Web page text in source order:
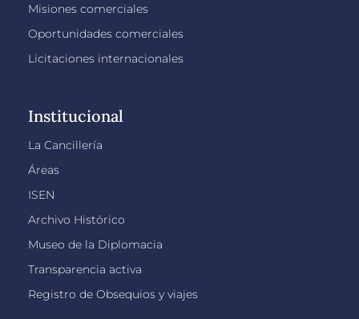
Misiones comerciales
Oportunidades comerciales
Licitaciones internacionales
Institucional
La Cancillería
Áreas
ISEN
Archivo Histórico
Museo de la Diplomacia
Transparencia activa
Registro de Obsequios y viajes